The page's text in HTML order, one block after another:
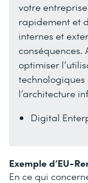
votre
rapidement et
internes et
conséquences.
optimiser
l’architecture
Digital
Exemple d’EU-
En ce qui